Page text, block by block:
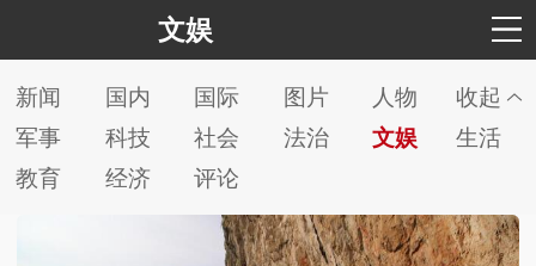
文娱
新闻 国内 国际 图片 人物
收起
军事
科技 社会 法治 文娱
生活
教育
经济 评论